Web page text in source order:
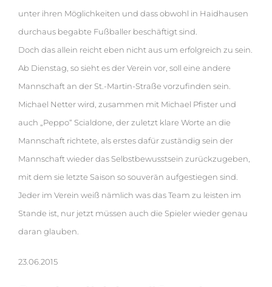
unter ihren Möglichkeiten und dass obwohl in Haidhausen
durchaus begabte Fußballer beschäftigt sind.
Doch das allein reicht eben nicht aus um erfolgreich zu sein.
Ab Dienstag, so sieht es der Verein vor, soll eine andere
Mannschaft an der St.-Martin-Straße vorzufinden sein.
Michael Netter wird, zusammen mit Michael Pfister und
auch „Peppo“ Scialdone, der zuletzt klare Worte an die
Mannschaft richtete, als erstes dafür zuständig sein der
Mannschaft wieder das Selbstbewusstsein zurückzugeben,
mit dem sie letzte Saison so souverän aufgestiegen sind.
Jeder im Verein weiß nämlich was das Team zu leisten im
Stande ist, nur jetzt müssen auch die Spieler wieder genau
daran glauben.
23.06.2015